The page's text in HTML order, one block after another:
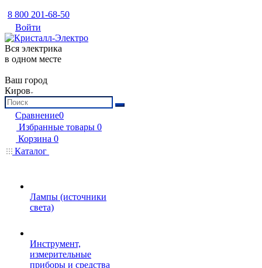
8 800 201-68-50
Войти
Вся электрика
в одном месте
Ваш город
Киров
Сравнение0
Избранные товары 0
Корзина 0
Каталог
Лампы (источники
света)
Инструмент,
измерительные
приборы и средства